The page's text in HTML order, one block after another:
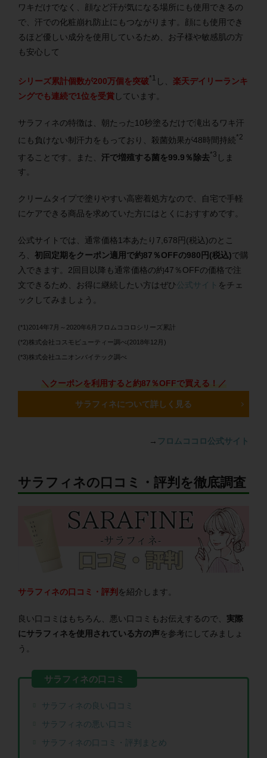
ワキだけでなく、顔など汗が気になる場所にも使用できるの
で、汗での化粧崩れ防止にもつながります。顔にも使用でき
るほど優しい成分を使用しているため、お子様や敏感肌の方
も安心して
シリーズ累計個数が200万個を突破*1 し、 楽天デイリーランキ
ングでも連続で1位を受賞しています。
サラフィネの特徴は、朝たった10秒塗るだけで滝出るワキ汗
にも負けない制汗力をもっており、殺菌効果が48時間持続*2
することです。また、 汗で増殖する菌を99.9％除去*3 しま
す。
クリームタイプで塗りやすい高密着処方なので、自宅で手軽
にケアできる商品を求めていた方にはとくにおすすめです。
公式サイトでは、通常価格1本あたり7,678円(税込)のとこ
ろ、 初回定期をクーポン適用で約87％OFFの980円(税込)で購
入できます。2回目以降も通常価格の約47％OFFの価格で注
文できるため、お得に継続したい方はぜひ公式サイト をチェ
ックしてみましょう。
(*1)2014年7月～2020年6月フロムココロシリーズ累計
(*2)株式会社コスモビューティー調べ(2018年12月)
(*3)株式会社ユニオンバイテック調べ
＼クーポンを利用すると約87％OFFで買える！／
サラフィネについて詳しく見る
→ フロムココロ公式サイト
サラフィネの口コミ・評判を徹底調査
サラフィネの口コミ・評判 を紹介します。
良い口コミはもちろん、悪い口コミもお伝えするので、 実際
にサラフィネを使用されている方の声を参考にしてみましょ
う。
サラフィネの良い口コミ
サラフィネの悪い口コミ
サラフィネの口コミ・評判まとめ